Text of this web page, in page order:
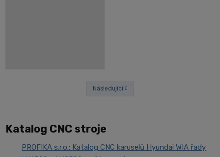
Následující
Katalog CNC stroje
PROFIKA s.r.o.: Katalog CNC karuselů Hyundai WIA řady